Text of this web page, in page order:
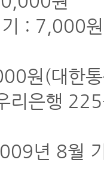
: 7,000원
원(대한
리은행
년 8월